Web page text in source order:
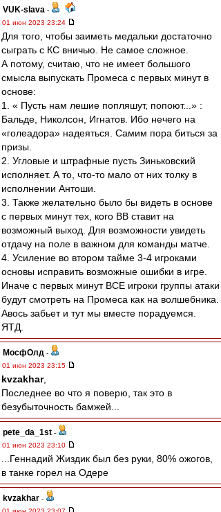
VUK-slava -
01 июн 2023 23:24
Для того, чтобы заиметь медальки достаточно
сыграть с КС вничью. Не самое сложное.
А потому, считаю, что не имеет большого
смысла выпускать Промеса с первых минут в
основе:
1. « Пусть нам лешие попляшут, попоют...» :
Бальде, Николсон, Игнатов. Ибо нечего на
«голеадора» надеяться. Самим пора биться за
призы.
2. Угловые и штрафные пусть Зиньковский
исполняет. А то, что-то мало от них толку в
исполнении Антоши.
3. Также желательно было бы видеть в основе
с первых минут тех, кого ВВ ставит на
возможный выход. Для возможности увидеть
отдачу на поле в важном для команды матче.
4. Усиление во втором тайме 3-4 игроками
основы исправить возможные ошибки в игре.
Иначе с первых минут ВСЕ игроки группы атаки
будут смотреть на Промеса как на волшебника.
Авось забьет и тут мы вместе порадуемся.
ЯТД.
МосфОлд -
01 июн 2023 23:15
kvzakhar,
Последнее во что я поверю, так это в
безубыточность бамжей...
pete_da_1st -
01 июн 2023 23:10
...Геннадий Жиздик был без руки, 80% ожогов,
в танке горел на Одере
kvzakhar -